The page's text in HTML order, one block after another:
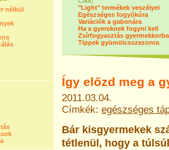
nélkül
"Light" termékek veszélyei
Egészséges fogyókúra
Variációk a gabonára
Ha a gyereknek fogyni kell
Zsírfogyasztás
Tippek gyümölcsszezonra
Így előzd meg a
2011.03.04.
Címkék: egészséges
Bár kisgyermekek
tétlenül, hogy a